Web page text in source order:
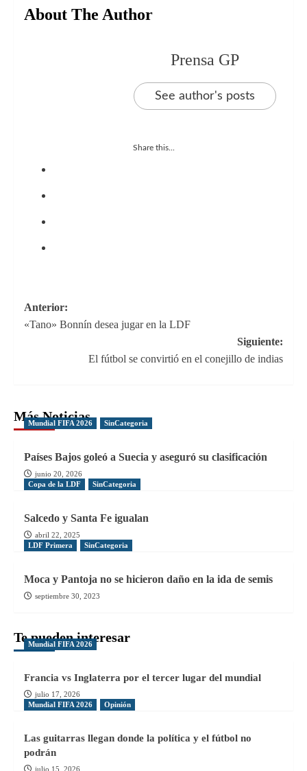
About The Author
Prensa GP
See author's posts
Share this...
Navegación
de
entradas
Anterior:
«Tano» Bonnín desea jugar en la LDF
Siguiente:
El fútbol se convirtió en el conejillo de indias
Más Noticias
Mundial FIFA 2026 SinCategoria
Países Bajos goleó a Suecia y aseguró su clasificación
junio 20, 2026
Copa de la LDF
SinCategoria
Salcedo y Santa Fe igualan
abril 22, 2025
LDF Primera
SinCategoria
Moca y Pantoja no se hicieron daño en la ida de semis
septiembre 30, 2023
Te pueden interesar
Mundial FIFA 2026
Francia vs Inglaterra por el tercer lugar del mundial
julio 17, 2026
Mundial FIFA 2026
Opinión
Las guitarras llegan donde la política y el fútbol no
podrán
julio 15, 2026